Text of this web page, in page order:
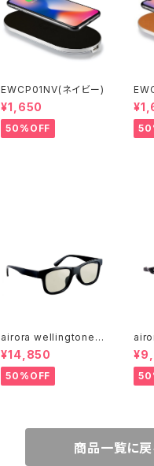
EWCP01NV(ネイビー)
¥1,650
50%OFF
airora wellingtone
(アイロラウエリントン)
¥14,850
50%OFF
商品一覧に戻